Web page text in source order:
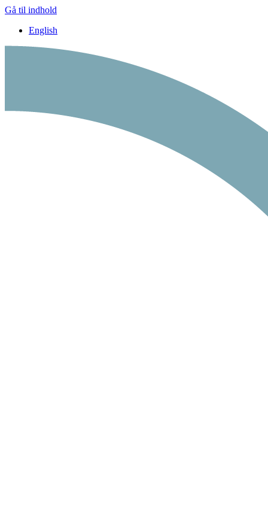
Gå til indhold
English